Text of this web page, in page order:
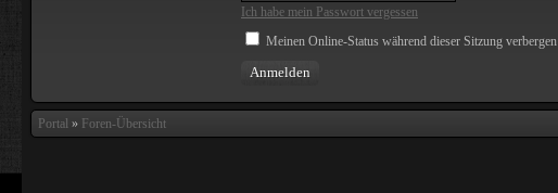
Ich habe mein Passwort vergessen
Meinen Online-Status während dieser Sitzung verbergen
Portal » Foren-Übersicht